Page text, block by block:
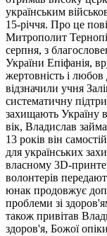
українським
15-річчя. Про це
Митрополит
серпня, з
України Епіфанія,
жертовність і
відзначили учня
систематичну
захищають Україну
вік, Владислав
13 років він
для українських
власному 3D-
волонтерів
юнак продовжує
проблеми зі
також привітав
здоров'я, Божої